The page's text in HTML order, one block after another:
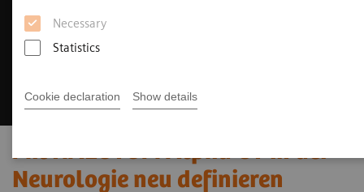
Necessary
Statistics
Cookie declaration Show details
Mit NAEOTOM Alpha CT in der
Neurologie neu definieren